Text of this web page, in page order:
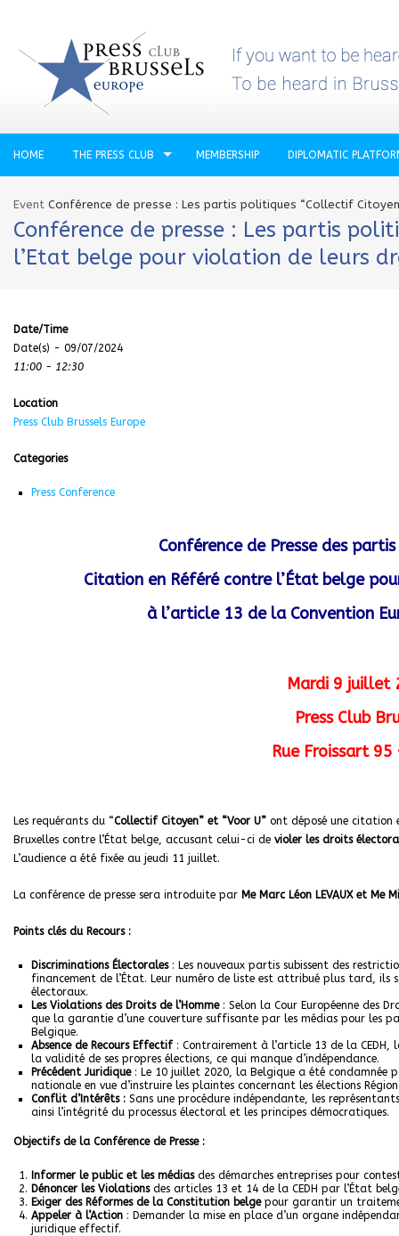
HOME THE PRESS CLUB MEMBERSHIP DIPLOMATIC
Event Conférence de presse : Les partis politiques “Collectif
Conférence de presse : Les partis
l’Etat belge pour violation de leurs
Date/Time
Date(s) - 09/07/2024
11:00 - 12:30
Location
Press Club Brussels Europe
Categories
Press Conference
Conférence de Presse des partis
Citation en Référé contre l’État belge
à l’article 13 de la Convention
Mardi 9 juillet
Press Club
Rue Froissart
Les requérants du “Collectif Citoyen” et “Voor U” ont déposé une citation
Bruxelles contre l’État belge, accusant celui-ci de violer les droits
L’audience a été fixée au jeudi 11 juillet.
La conférence de presse sera introduite par Me Marc Léon LEVAUX et Me
Points clés du Recours :
Discriminations Électorales : Les nouveaux partis subissent des
financement de l’État. Leur numéro de liste est attribué plus tard, ils
électoraux.
Les Violations des Droits de l’Homme : Selon la Cour Européenne des
que la garantie d’une couverture suffisante par les médias pour les
Belgique.
Absence de Recours Effectif : Contrairement à l’article 13 de la
la validité de ses propres élections, ce qui manque d’indépendance.
Précédent Juridique : Le 10 juillet 2020, la Belgique a été condamnée
nationale en vue d’instruire les plaintes concernant les élections
Conflit d’Intérêts : Sans une procédure indépendante, les
ainsi l’intégrité du processus électoral et les principes démocratiques.
Objectifs de la Conférence de Presse :
Informer le public et les médias des démarches entreprises pour
Dénoncer les Violations des articles 13 et 14 de la CEDH par l’État
Exiger des Réformes de la Constitution belge pour garantir un
Appeler à l’Action : Demander la mise en place d’un organe
juridique effectif.